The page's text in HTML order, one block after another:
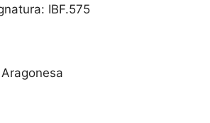
IBF.575